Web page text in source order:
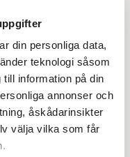
din personliga data,
teknologi såsom
information på din
annonser och
åskådarinsikter
välja vilka som får
som
av antalet